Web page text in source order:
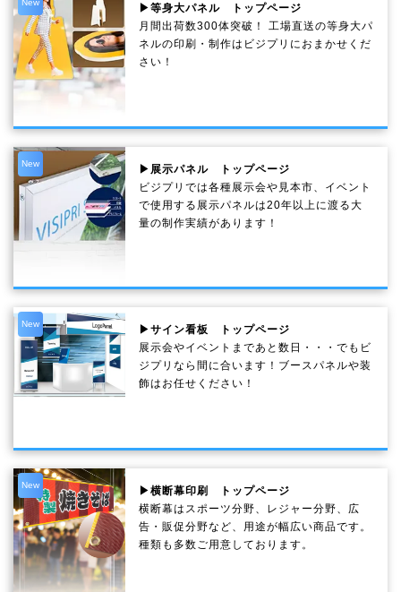
New
▶等身大パネル トップページ
月間出荷数300体突破！ 工場直送の等身大パ
ネルの印刷・制作は ビジプリ におまかせくだ
さい！
New
▶展示パネル トップページ
ビジプリでは各種展示会や見本市、イベント
で使用する展示パネルは20年以上に渡る大
量の制作実績があります！
New
▶サイン看板 トップページ
展示会やイベントまであと数日・・・でもビ
ジプリなら間に合います！ブースパネルや装
飾はお任せください！
New
▶横断幕印刷 トップページ
横断幕はスポーツ分野、レジャー分野、広
告・販促分野など、用途が幅広い商品です。
種類も多数ご用意しております。